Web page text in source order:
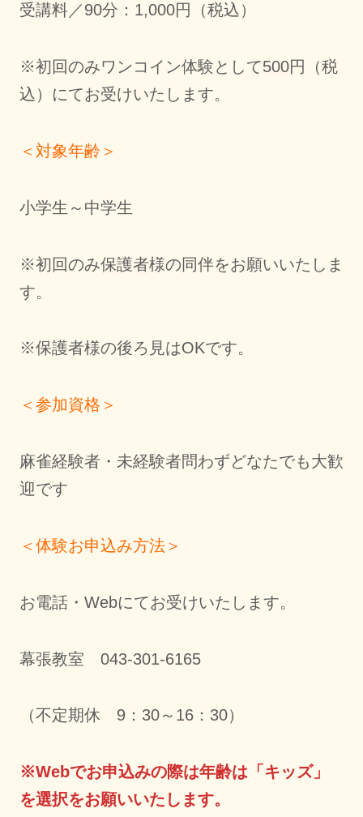
受講料／90分：1,000円（税込）
※初回のみワンコイン体験として500円（税
込）にてお受けいたします。
＜対象年齢＞
小学生～中学生
※初回のみ保護者様の同伴をお願いいたしま
す。
※保護者様の後ろ見はOKです。
＜参加資格＞
麻雀経験者・未経験者問わずどなたでも大歓
迎です
＜体験お申込み方法＞
お電話・Webにてお受けいたします。
幕張教室 043-301-6165
（不定期休 9：30～16：30）
※Webでお申込みの際は年齢は「キッズ」
を選択をお願いいたします。